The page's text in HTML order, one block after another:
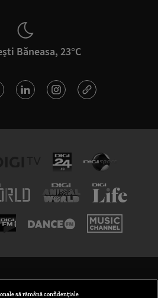
Băneasa, 23°C
să rămână confidențiale